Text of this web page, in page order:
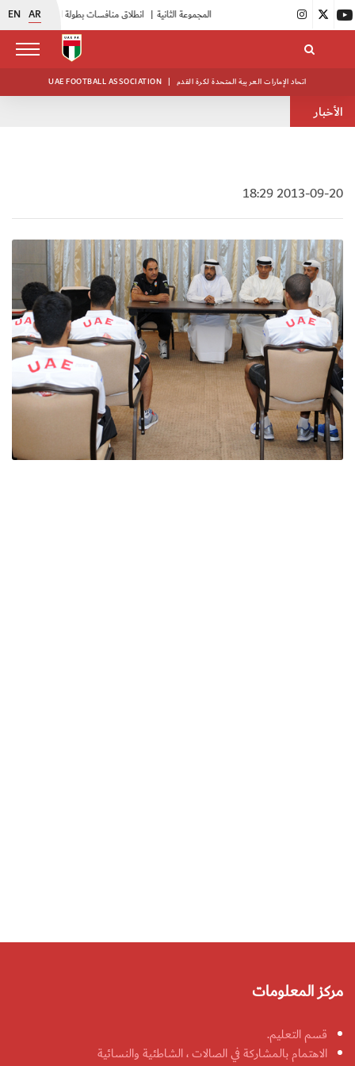
EN AR | |
UAE FOOTBALL ASSOCIATION | اتحاد الإمارات العربية المتحدة لكرة القدم
الأخبار
2013-09-20 18:29
مركز المعلومات
قسم التعليم.
الاهتمام بالمشاركة في الصالات ، الشاطئية والنسائية